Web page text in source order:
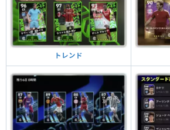
トレンド